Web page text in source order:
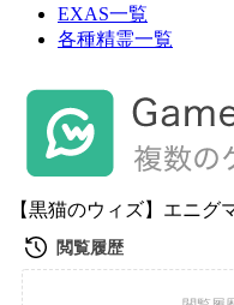
EXAS一覧
各種精霊一覧
【黒猫のウィズ】エニグ